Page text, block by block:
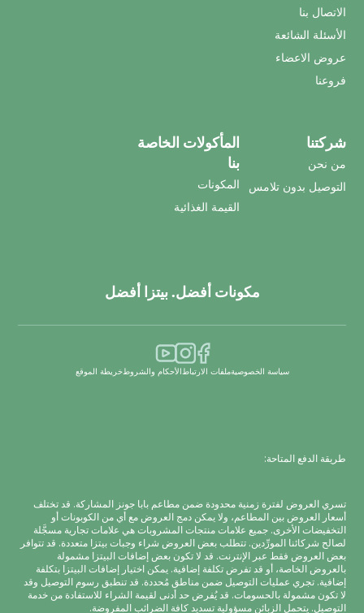
الاتصال بنا
الأسئلة الشائعة
عروض الاعضاء
فروعنا
المأكولات الخاصة
بنا
المكونات
القيمة الغذائية
شركتنا
من نحن
التوصيل بدون تلامس
مكونات أفضل. بيتزا أفضل
خريطة الموقعالأحكام والشروطملفات الارتباطسياسة الخصوصية
طريقة الدفع المتاحة:
تسري العروض لفترة زمنية محدودة ضمن مطاعم بابا جونز المشاركة. قد تختلف
أسعار العروض بين المطاعم، ولا يمكن دمج العروض مع أي من الكوبونات أو
التخفيضات الأخرى. جميع علامات منتجات المشروبات هي علامات تجارية مسجَّلة
لصالح شركائنا المورِّدين. تتطلب بعض العروض شراء وجبات بيتزا متعددة. قد تتوافر
بعض العروض فقط عبر الإنترنت. قد لا تكون بعض إضافات البيتزا مشمولة
بالعروض الخاصة، أو قد تفرض تكلفة إضافية. يمكن اختيار إضافات البيتزا بتكلفة
إضافية. تجري عمليات التوصيل ضمن مناطق مُحددة. قد تنطبق رسوم التوصيل وقد
لا تكون مشمولة بالحسومات. قد يُفرض حد أدنى لقيمة الشراء للاستفادة من خدمة
التوصيل. يتحمل الزبائن مسؤولية تسديد كافة الضرائب المفروضة.